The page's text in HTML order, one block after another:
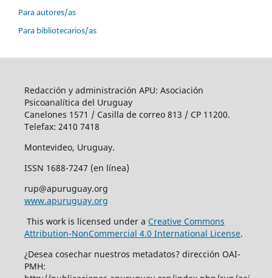
Para autores/as
Para bibliotecarios/as
Redacción y administración APU: Asociación
Psicoanalítica del Uruguay
Canelones 1571 / Casilla de correo 813 / CP 11200.
Telefax: 2410 7418
Montevideo, Uruguay.
ISSN 1688-7247 (en línea)
rup@apuruguay.org
www.apuruguay.org
This work is licensed under a Creative Commons
Attribution-NonCommercial 4.0 International License.
¿Desea cosechar nuestros metadatos? dirección OAI-
PMH: